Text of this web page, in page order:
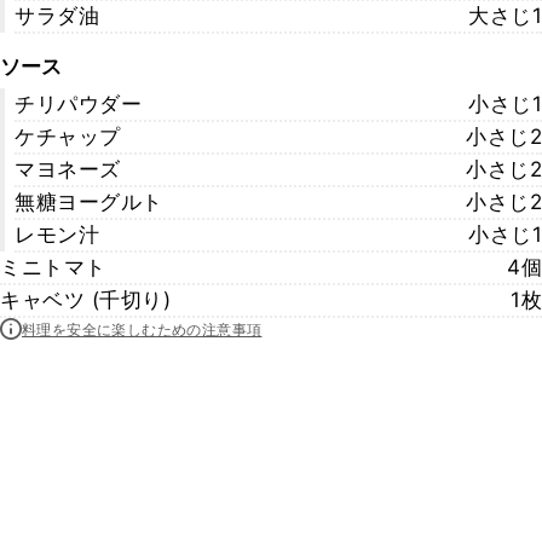
サラダ油 大さじ1
ソース
チリパウダー
小さじ1
ケチャップ
小さじ2
マヨネーズ
小さじ2
無糖ヨーグルト
小さじ2
レモン汁
小さじ1
ミニトマト
4個
キャベツ (千切り)
1枚
料理を安全に楽しむための注意事項